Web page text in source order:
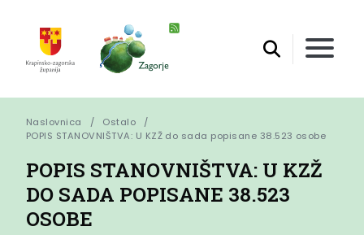
Naslovnica
Ostalo
POPIS STANOVNIŠTVA: U KZŽ do sada popisane 38.523 osobe
POPIS STANOVNIŠTVA: U KZŽ
DO SADA POPISANE 38.523
OSOBE